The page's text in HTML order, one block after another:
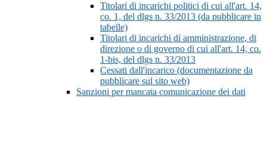
Titolari di incarichi politici di cui all'art. 14,
co. 1, del dlgs n. 33/2013 (da pubblicare in
tabelle)
Titolari di incarichi di amministrazione, di
direzione o di governo di cui all'art. 14, co.
1-bis, del dlgs n. 33/2013
Cessati dall'incarico (documentazione da
pubblicare sul sito web)
Sanzioni per mancata comunicazione dei dati